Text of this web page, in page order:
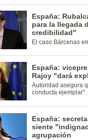
España:
para la llegada
credibilidad"
El caso Bárcenas
España:
Rajoy "dará
Autoridad asegura
conducta ejemplar".
España:
siente
agrupación